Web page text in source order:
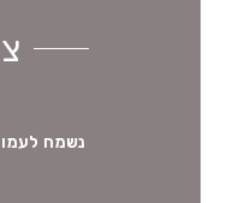
נשמח